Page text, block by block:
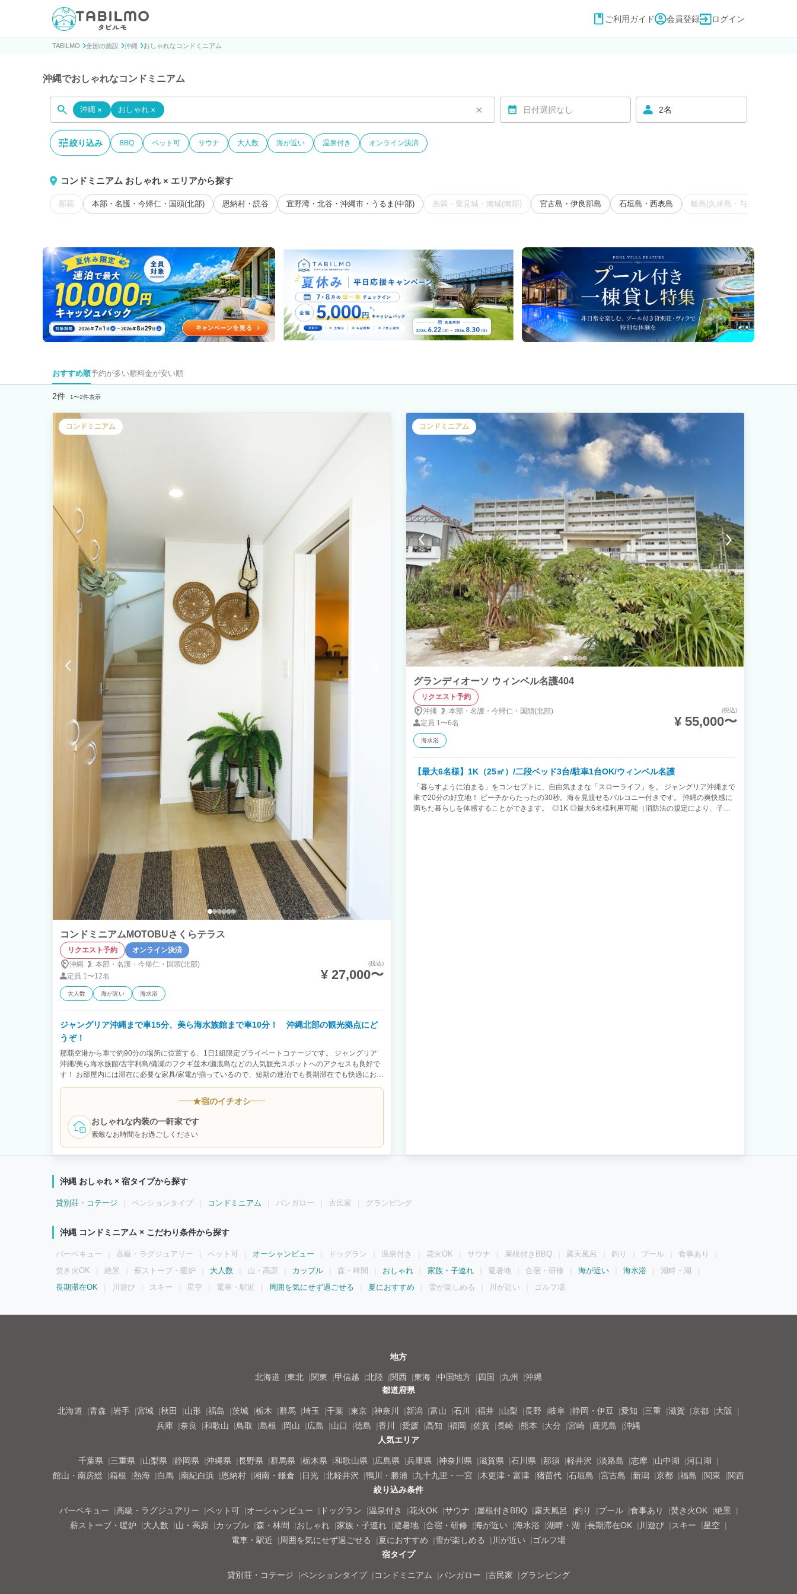
貸別荘コテージ・一棟貸し宿泊予約サイトTABILMO(タビルモ)
ご利用ガイド 会員登録 ログイン
TABILMO 全国の施設 沖縄 おしゃれなコンドミニアム
沖縄でおしゃれなコンドミニアム
沖縄 × おしゃれ × × 日付選択なし 2名
絞り込み BBQ ペット可 サウナ 大人数 海が近い 温泉付き オンライン決済
コンドミニアム おしゃれ × エリアから探す
那覇 本部・名護・今帰仁・国頭(北部) 恩納村・読谷 宜野湾・北谷・沖縄市・うるま(中部) 糸満・豊見城・南城(南部) 宮古島・伊良部島 石垣島・西表島 離島(久米島・与那国島・慶良
おすすめ順予約が多い順料金が安い順
2件 1〜2件表示
コンドミニアム
コンドミニアムMOTOBUさくらテラス
リクエスト予約
オンライン決済
沖縄
本部・ 名護・ 今帰仁・ 国頭(北部)
定員 1〜12名
(税込)
¥ 27,000〜
大人数 海が近い 海水浴
ジャングリア沖縄まで車15分、美ら海水族館まで車10分！ 沖縄北部の観光拠点にど
うぞ！
那覇空港から車で約90分の場所に位置する、1日1組限定プライベートコテージです。 ジャングリア
沖縄/美ら海水族館/古宇利島/備瀬のフクギ並木/瀬底島などの人気観光スポットへのアクセスも良好で
す！ お部屋内には滞在に必要な家具/家電が揃っているので、短期の連泊でも長期滞在でも快適にお過
6.5帖/洋室6帖/サービスルーム3.3帖/トイレ 収容人数：最大12名 ベッドルーム：①ダブルベッド×2台/
②ダブルベッド×2台/③ダブルベッド×1台/④布団×2組 届出：北保第Ｒ３－６号
★宿のイチオシ
おしゃれな内装の一軒家です
素敵なお時間をお過ごしください
コンドミニアム
グランディオーソ ウィンベル名護404
リクエスト予約
沖縄
本部・ 名護・ 今帰仁・ 国頭(北部)
定員 1〜6名
(税込)
¥ 55,000〜
海水浴
【最大6名様】1K（25㎡）/二段ベッド3台/駐車1台OK/ウィンベル名護
「暮らすように泊まる」をコンセプトに、自由気ままな「スローライフ」を。 ジャングリア沖縄まで
車で20分の好立地！ ビーチからたったの30秒。海を見渡せるバルコニー付きです。 沖縄の爽快感に
満ちた暮らしを体感することができます。 ◎1K ◎最大6名様利用可能（消防法の規定により、子ど
沖縄 おしゃれ × 宿タイプから探す
貸別荘・コテージ ペンションタイプ コンドミニアム バンガロー 古民家 グランピング
沖縄 コンドミニアム × こだわり条件から探す
バーベキュー 高級・ラグジュアリー ペット可 オーシャンビュー ドッグラン 温泉付き 花火OK サウナ 屋根付きBBQ 露天風呂 釣り プール
食事あり
焚き火OK
絶景 薪ストーブ・暖炉 大人数 山・高原 カップル 森・林間 おしゃれ 家族・子連れ 避暑地 合宿・研修 海が近い 海水浴
湖畔・湖
長期滞在OK
川遊び スキー 星空 電車・駅近 周囲を気にせず過ごせる 夏におすすめ 雪が楽しめる 川が近い ゴルフ場
地方
北海道 東北 関東 甲信越 北陸 関西 東海 中国地方 四国 九州
沖縄
都道府県
北海道 青森 岩手 宮城 秋田 山形 福島 茨城 栃木 群馬 埼玉 千葉 東京 神奈川 新潟 富山 石川 福井 山梨 長野 岐阜 静岡・伊豆 愛知 三重 滋賀 京都
大阪
兵庫
奈良 和歌山 鳥取 島根 岡山 広島 山口 徳島 香川 愛媛 高知 福岡 佐賀 長崎 熊本 大分 宮崎 鹿児島
沖縄
人気エリア
千葉県 三重県 山梨県 静岡県 沖縄県 長野県 群馬県 栃木県 和歌山県 広島県 兵庫県 神奈川県 滋賀県 石川県 那須 軽井沢 淡路島 志摩 山中湖
河口湖
館山・南房総
箱根 熱海 白馬 南紀白浜 恩納村 湘南・鎌倉 日光 北軽井沢 鴨川・勝浦 九十九里・一宮 木更津・富津 猪苗代 石垣島 宮古島 新潟 京都 福島 関東
関西
絞り込み条件
バーベキュー 高級・ラグジュアリー ペット可 オーシャンビュー ドッグラン 温泉付き 花火OK サウナ 屋根付きBBQ 露天風呂 釣り プール 食事あり 焚き火OK
絶景
薪ストーブ・暖炉
大人数 山・高原 カップル 森・林間 おしゃれ 家族・子連れ 避暑地 合宿・研修 海が近い 海水浴 湖畔・湖 長期滞在OK 川遊び スキー
星空
電車・駅近
周囲を気にせず過ごせる 夏におすすめ 雪が楽しめる 川が近い
ゴルフ場
宿タイプ
貸別荘・コテージ ペンションタイプ コンドミニアム バンガロー 古民家 グランピング